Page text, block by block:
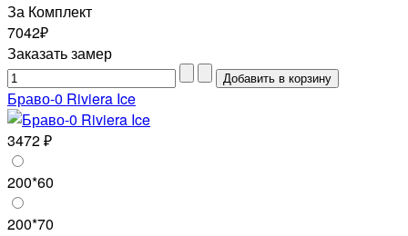
За Комплект
7042₽
Заказать замер
Браво-0 Riviera Ice
3472 ₽
200*60
200*70